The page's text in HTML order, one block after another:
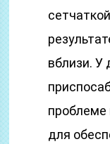
вблизи. У
проблеме
для